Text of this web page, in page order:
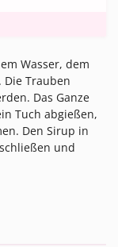
Wasser, dem
Die Trauben
Das Ganze
Tuch abgießen,
Den Sirup in
und